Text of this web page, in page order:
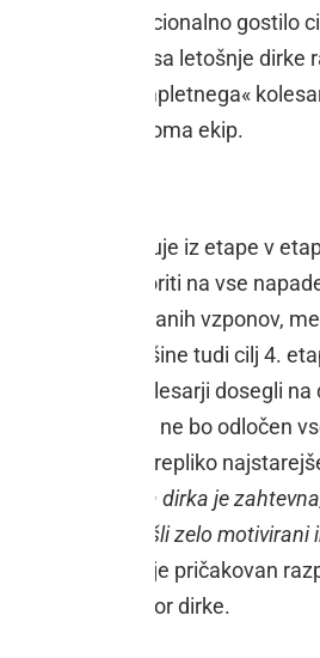
letu tradicionalno gostilo
je trasa letošnje
najbolj »kompletnega«
kolesarjev oziroma ekip.
tudi letos stopnjuje iz etape v
odgovoriti na vse
kar 5 kategoriziranih vzponov,
nadmorske višine tudi cilj 4.
ki ga bodo kolesarji dosegli
»boj za zeleno« ne bo odločen
pokal - repliko
Letošnja dirka je
dirko gotovo prišli zelo
,« je pričakovan
direktor dirke.